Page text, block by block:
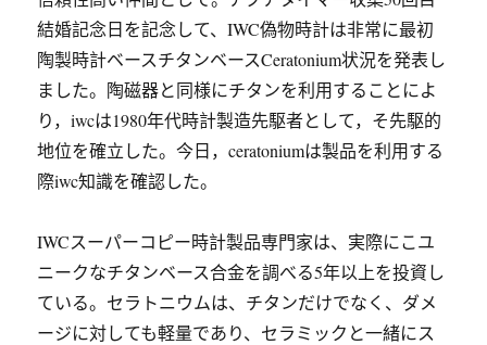
結婚記念日を記念して、IWC偽物時計は非常に最初
陶製時計ベースチタンベースCeratonium状況を発表し
ました。陶磁器と同様にチタンを利用することによ
り，iwcは1980年代時計製造先駆者として，そ先駆的
地位を確立した。今日，ceratoniumは製品を利用する
際iwc知識を確認した。
IWCスーパーコピー時計製品専門家は、実際にこユ
ニークなチタンベース合金を調べる5年以上を投資し
ている。セラトニウムは、チタンだけでなく、ダメ
ージに対しても軽量であり、セラミックと一緒にス